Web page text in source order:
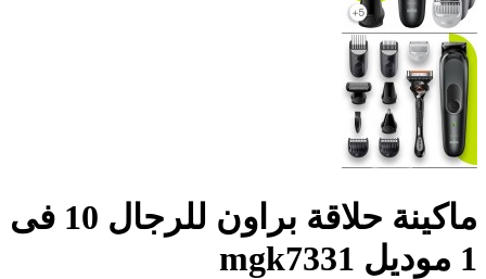
ماكينة حلاقة براون للرجال 10 فى
1 موديل mgk7331